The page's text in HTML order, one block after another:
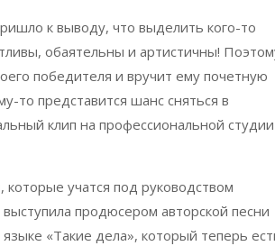
к выводу, что выделить кого-то
обаятельны и артистичны!
победителя и вручит ему почетную
то представится шанс сняться в
клип на профессиональной
учатся под руководством
продюсером авторской песни
«Такие дела», который теперь